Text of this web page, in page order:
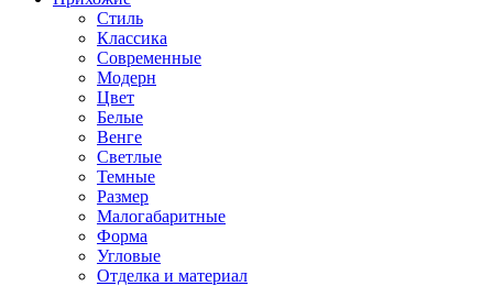
Стиль
Классика
Современные
Модерн
Цвет
Белые
Венге
Светлые
Темные
Размер
Малогабаритные
Форма
Угловые
Отделка и материал